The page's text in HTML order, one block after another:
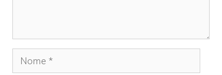
Nome